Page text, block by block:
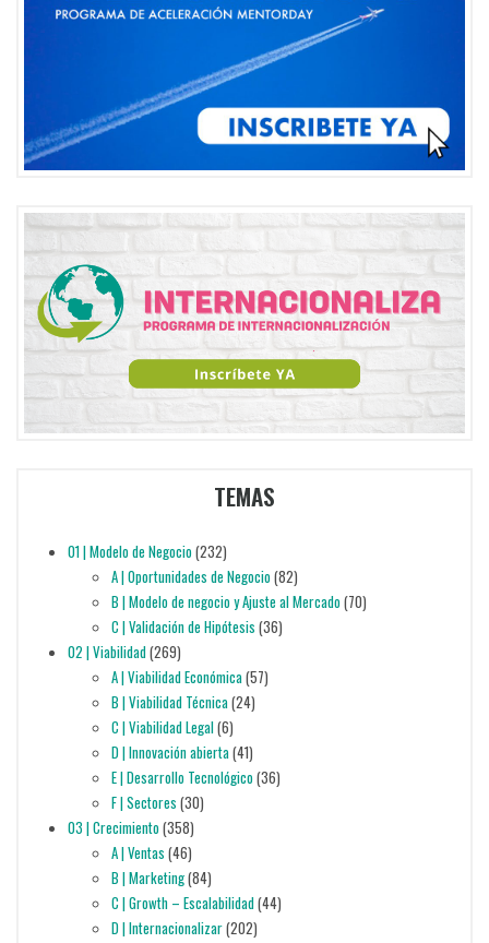
TEMAS
01 | Modelo de Negocio(232)
A | Oportunidades de Negocio(82)
B | Modelo de negocio y Ajuste al Mercado(70)
C | Validación de Hipótesis (36)
02 | Viabilidad(269)
A | Viabilidad Económica(57)
B | Viabilidad Técnica(24)
C | Viabilidad Legal(6)
D | Innovación abierta(41)
E | Desarrollo Tecnológico(36)
F | Sectores (30)
03 | Crecimiento(358)
A | Ventas (46)
B | Marketing(84)
C | Growth – Escalabilidad(44)
D | Internacionalizar(202)